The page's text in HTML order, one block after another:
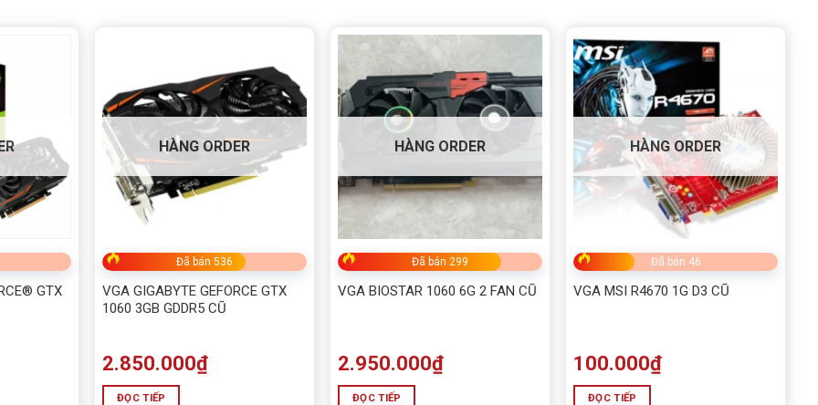
5/5 - (10 bình chọn)
Bấm 5 sao để ủng hộ shop
GTX
HÀNG ORDER
Đã bán 536
VGA GIGABYTE GEFORCE GTX
1060 3GB GDDR5 CŨ
2.850.000₫
ĐỌC TIẾP
HÀNG ORDER
Đã bán 299
VGA BIOSTAR 1060 6G 2 FAN CŨ
2.950.000₫
ĐỌC TIẾP
HÀNG ORDER
Đã bán 46
VGA MSI R4670 1G D3 CŨ
100.000₫
ĐỌC TIẾP